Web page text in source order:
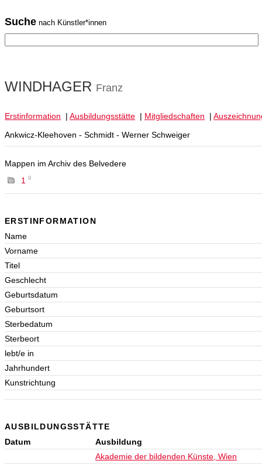
Suche nach Künstler*innen
WINDHAGER Franz
Erstinformation | Ausbildungsstätte | Mitgliedschaften |
Ankwicz-Kleehoven - Schmidt - Werner Schweiger
Mappen im Archiv des Belvedere
1
9
ERSTINFORMATION
Name
Vorname
Titel
Geschlecht
Geburtsdatum
Geburtsort
Sterbedatum
Sterbeort
lebt/e in
Jahrhundert
Kunstrichtung
AUSBILDUNGSSTÄTTE
Datum
Ausbildung
Akademie der bildenden Künste, Wien